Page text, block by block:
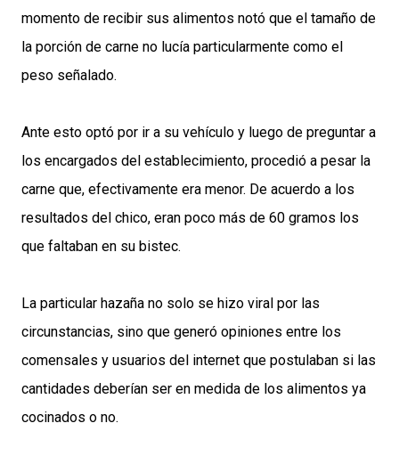
momento de recibir sus alimentos notó que el tamaño de
la porción de carne no lucía particularmente como el
peso señalado.
Ante esto optó por ir a su vehículo y luego de preguntar a
los encargados del establecimiento, procedió a pesar la
carne que, efectivamente era menor. De acuerdo a los
resultados del chico, eran poco más de 60 gramos los
que faltaban en su bistec.
La particular hazaña no solo se hizo viral por las
circunstancias, sino que generó opiniones entre los
comensales y usuarios del internet que postulaban si las
cantidades deberían ser en medida de los alimentos ya
cocinados o no.